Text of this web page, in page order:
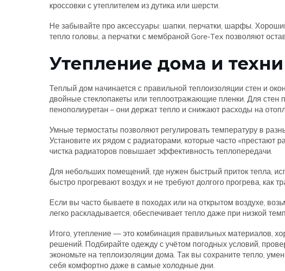
кроссовки с утеплителем из дутика или шерсти.
Не забывайте про аксессуары: шапки, перчатки, шарфы.
тепло головы, а перчатки с мембраной Gore‑Tex позволяют
Утепление дома и
Теплый дом начинается с правильной теплоизоляции стен и
двойные стеклопакеты или теплоотражающие пленки. Для стен
пенополиуретан – они держат тепло и снижают расходы на
Умные термостаты позволяют регулировать температуру в
Установите их рядом с радиаторами, которые часто «престают
чистка радиаторов повышает эффективность теплопередачи.
Для небольших помещений, где нужен быстрый приток тепла,
быстро прогревают воздух и не требуют долгого прогрева, как
Если вы часто бываете в походах или на открытом воздухе,
легко раскладывается, обеспечивает тепло даже при низкой
Итого, утепление — это комбинация правильных материалов,
решений. Подбирайте одежду с учётом погодных условий,
экономьте на теплоизоляции дома. Так вы сохраните тепло,
себя комфортно даже в самые холодные дни.